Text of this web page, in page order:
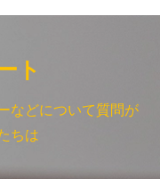
ト
などについて質問が
ちは